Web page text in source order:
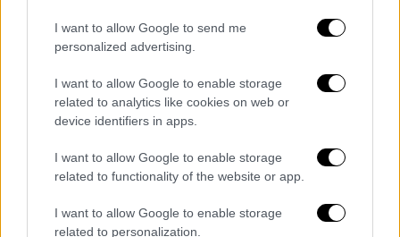
I want to allow Google to send me
personalized advertising.
I want to allow Google to enable storage
related to analytics like cookies on web or
device identifiers in apps.
I want to allow Google to enable storage
related to functionality of the website or app.
I want to allow Google to enable storage
related to personalization.
Αρχιεπίσκοπος κυρός Αναστάσιος υπήρξε ο
αναστηλωτής και ανακαινιστής της
Ορθοδόξου Αυτοκεφάλου Εκκλησίας της
Αλβανίας, την οποία ανέστησε
κυριολεκτικώς εκ των ερειπίων μετά την
πτώση του αθεϊστικού καθεστώτος. Με το
θεόπνευστο όραμα και την ακάματη εργασία
εκκλησιαστική ζωή, ανήγειρε εκατοντάδες